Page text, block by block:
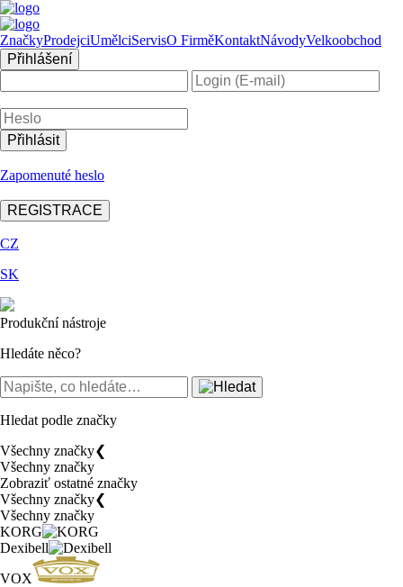
ZnačkyProdejciUmělciServisO FirměKontaktNávodyVelkoobchod
Přihlášení
Zapomenuté heslo
REGISTRACE
CZ
SK
Produkční nástroje
Hledáte něco?
Hledat podle značky
Všechny značky❮
Všechny značky
Zobraziť ostatné značky
Všechny značky❮
Všechny značky
KORG
Dexibell
VOX